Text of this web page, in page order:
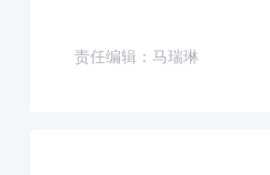
责任编辑：马瑞琳